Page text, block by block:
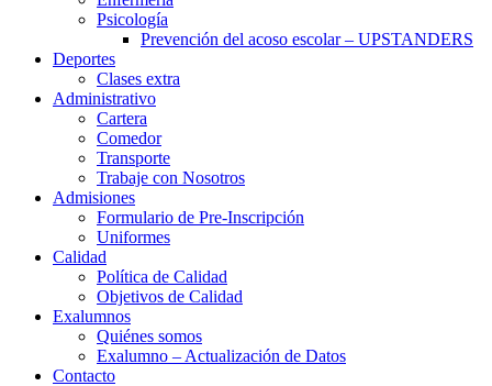
Psicología
Prevención del acoso escolar – UPSTANDERS
Deportes
Clases extra
Administrativo
Cartera
Comedor
Transporte
Trabaje con Nosotros
Admisiones
Formulario de Pre-Inscripción
Uniformes
Calidad
Política de Calidad
Objetivos de Calidad
Exalumnos
Quiénes somos
Exalumno – Actualización de Datos
Contacto